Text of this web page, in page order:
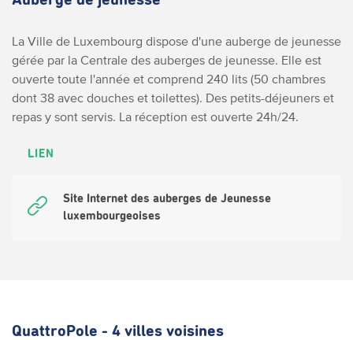
La Ville de Luxembourg dispose d'une auberge de jeunesse
gérée par la Centrale des auberges de jeunesse. Elle est
ouverte toute l'année et comprend 240 lits (50 chambres
dont 38 avec douches et toilettes). Des petits-déjeuners et
repas y sont servis. La réception est ouverte 24h/24.
LIEN
Site Internet des auberges de Jeunesse
luxembourgeoises
QuattroPole - 4 villes voisines